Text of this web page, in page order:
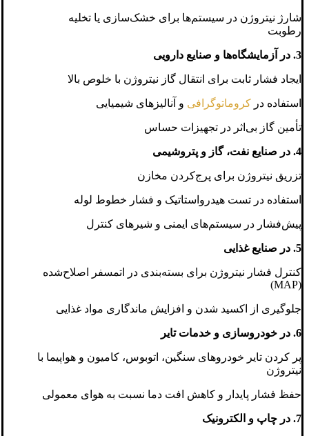
شارژ نیتروژن در سیستم‌ها برای خشک‌سازی یا تخلیه
رطوبت
3. در آزمایشگاه‌ها و صنایع دارویی
ایجاد فشار ثابت برای انتقال گاز نیتروژن با خلوص بالا
استفاده در کروماتوگرافی و آنالیزهای شیمیایی
تأمین گاز بی‌اثر در تجهیزات حساس
4. در صنایع نفت، گاز و پتروشیمی
تزریق نیتروژن برای پرج‌کردن مخازن
استفاده در تست هیدرواستاتیک و فشار خطوط لوله
پیش‌فشار در سیستم‌های ایمنی و شیرهای کنترل
5. در صنایع غذایی
کنترل فشار نیتروژن برای بسته‌بندی در اتمسفر اصلاح‌شده
(MAP)
جلوگیری از اکسید شدن و افزایش ماندگاری مواد غذایی
6. در خودروسازی و خدمات تایر
پر کردن تایر خودروهای سنگین، اتوبوس، کامیون و هواپیما با
نیتروژن
حفظ فشار پایدار و کاهش افت دما نسبت به هوای معمولی
7. در چاپ و الکترونیک